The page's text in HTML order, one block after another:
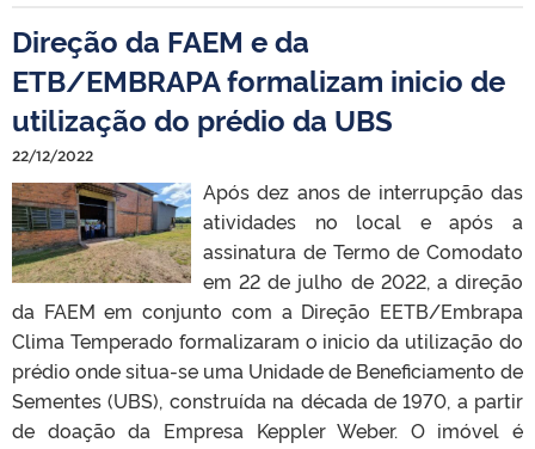
Direção da FAEM e da
ETB/EMBRAPA formalizam inicio de
utilização do prédio da UBS
22/12/2022
Após dez anos de interrupção das
atividades no local e após a
assinatura de Termo de Comodato
em 22 de julho de 2022, a direção
da FAEM em conjunto com a Direção EETB/Embrapa
Clima Temperado formalizaram o inicio da utilização do
prédio onde situa-se uma Unidade de Beneficiamento de
Sementes (UBS), construída na década de 1970, a partir
de doação da Empresa Keppler Weber. O imóvel é